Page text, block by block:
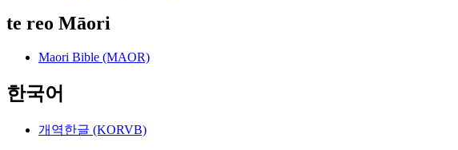
te reo Māori
Maori Bible (MAOR)
한국어
개역한글 (KORVB)